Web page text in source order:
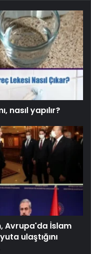
nasıl yapılır?
Avrupa'da İslam
ulaştığını